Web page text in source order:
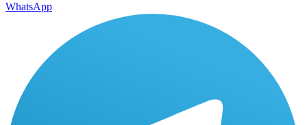
WhatsApp